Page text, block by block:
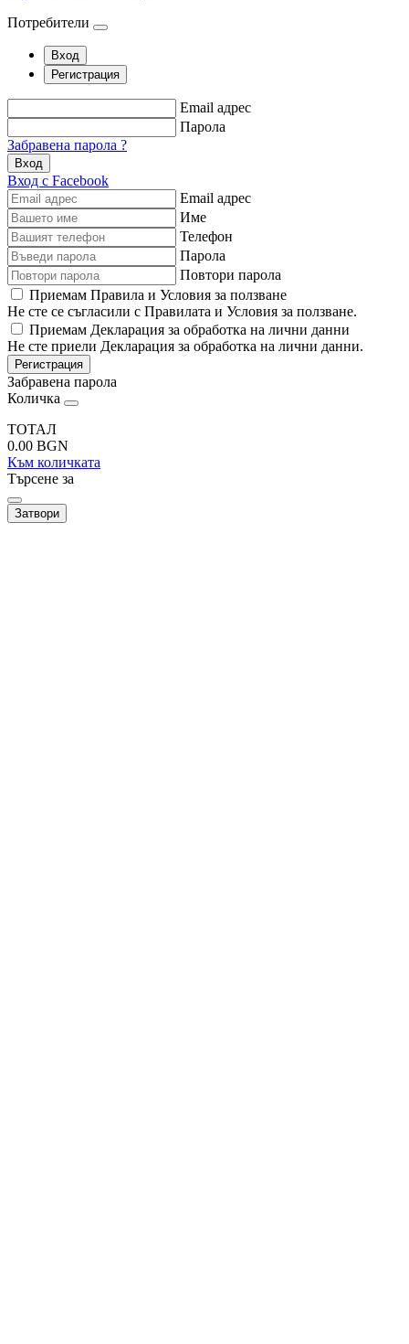
Потребители
Вход
Регистрация
Email адрес
Парола
Забравена парола ?
Вход
Вход с Facebook
Email адрес
Име
Телефон
Парола
Повтори парола
Приемам Правила и Условия за ползване
Не сте се съгласили с Правилата и Условия за ползване.
Приемам Декларация за обработка на лични данни
Не сте приели Декларация за обработка на лични данни.
Регистрация
Забравена парола
Количка
ТОТАЛ
0.00 BGN
Към количката
Търсене за
Затвори